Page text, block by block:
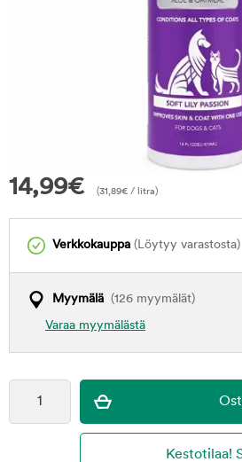
14,99€ (31,89€ / litra)
Verkkokauppa (Löytyy varastosta)
Myymälä (126 myymälät)
Varaa myymälästä